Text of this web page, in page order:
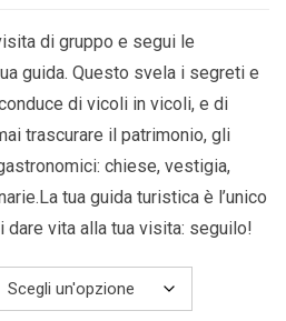
di gruppo e segui le
guida. Questo svela i segreti e
di vicoli in vicoli, e di
trascurare il patrimonio, gli
chiese, vestigia,
tua guida turistica è l’unico
vita alla tua visita: seguilo!